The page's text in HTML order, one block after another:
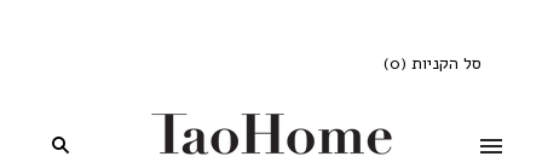
סל הקניות (
0
)